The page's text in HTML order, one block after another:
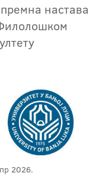
настава
2026.